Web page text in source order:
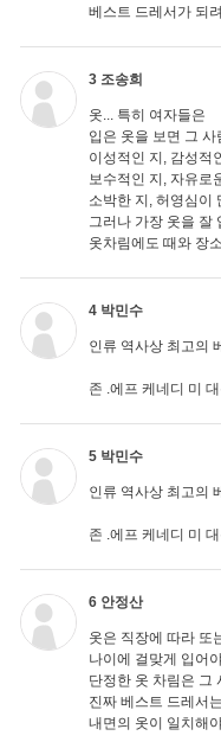
베스트 드레서가 되
3 조송희
옷... 특히 여자들은
입은 옷을 보면 그
이성적인 지, 감성적
보수적인 지, 자유로
소박한 지, 허영심이
그러나 가장 옷을 잘
옷차림에도 때와 장
4 박민수
인류 역사상 최고의
존 .에프 케네디 미
5 박민수
인류 역사상 최고의
존 .에프 케네디 미
6 안정산
옷은 직장에 따라 또
나이에 걸맞게 입어
단정한 옷 차림은 그
진짜 베스트 드레서
내면의 옷이 일치해